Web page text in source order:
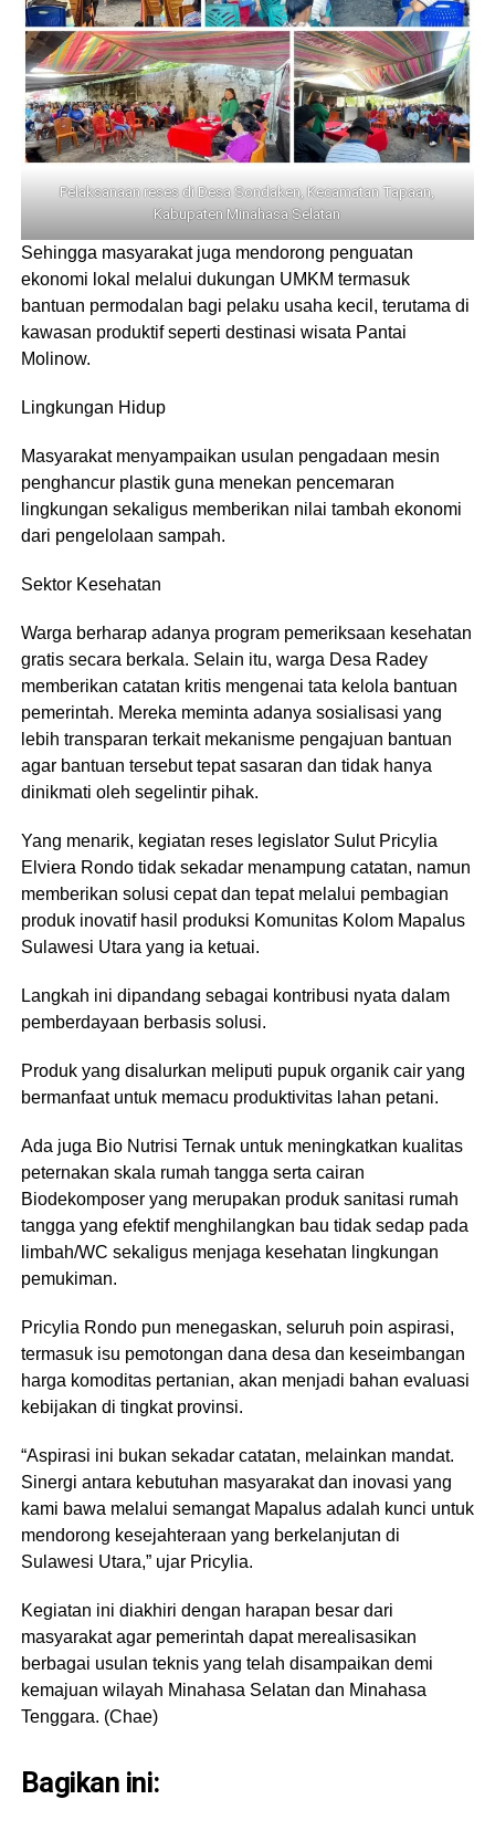
Pelaksanaan reses di Desa Sondaken, Kecamatan Tapaan,
Kabupaten Minahasa Selatan
Sehingga masyarakat juga mendorong penguatan
ekonomi lokal melalui dukungan UMKM termasuk
bantuan permodalan bagi pelaku usaha kecil, terutama di
kawasan produktif seperti destinasi wisata Pantai
Molinow.
Lingkungan Hidup
Masyarakat menyampaikan usulan pengadaan mesin
penghancur plastik guna menekan pencemaran
lingkungan sekaligus memberikan nilai tambah ekonomi
dari pengelolaan sampah.
Sektor Kesehatan
Warga berharap adanya program pemeriksaan kesehatan
gratis secara berkala. Selain itu, warga Desa Radey
memberikan catatan kritis mengenai tata kelola bantuan
pemerintah. Mereka meminta adanya sosialisasi yang
lebih transparan terkait mekanisme pengajuan bantuan
agar bantuan tersebut tepat sasaran dan tidak hanya
dinikmati oleh segelintir pihak.
Yang menarik, kegiatan reses legislator Sulut Pricylia
Elviera Rondo tidak sekadar menampung catatan, namun
memberikan solusi cepat dan tepat melalui pembagian
produk inovatif hasil produksi Komunitas Kolom Mapalus
Sulawesi Utara yang ia ketuai.
Langkah ini dipandang sebagai kontribusi nyata dalam
pemberdayaan berbasis solusi.
Produk yang disalurkan meliputi pupuk organik cair yang
bermanfaat untuk memacu produktivitas lahan petani.
Ada juga Bio Nutrisi Ternak untuk meningkatkan kualitas
peternakan skala rumah tangga serta cairan
Biodekomposer yang merupakan produk sanitasi rumah
tangga yang efektif menghilangkan bau tidak sedap pada
limbah/WC sekaligus menjaga kesehatan lingkungan
pemukiman.
Pricylia Rondo pun menegaskan, seluruh poin aspirasi,
termasuk isu pemotongan dana desa dan keseimbangan
harga komoditas pertanian, akan menjadi bahan evaluasi
kebijakan di tingkat provinsi.
“Aspirasi ini bukan sekadar catatan, melainkan mandat.
Sinergi antara kebutuhan masyarakat dan inovasi yang
kami bawa melalui semangat Mapalus adalah kunci untuk
mendorong kesejahteraan yang berkelanjutan di
Sulawesi Utara,” ujar Pricylia.
Kegiatan ini diakhiri dengan harapan besar dari
masyarakat agar pemerintah dapat merealisasikan
berbagai usulan teknis yang telah disampaikan demi
kemajuan wilayah Minahasa Selatan dan Minahasa
Tenggara. (Chae)
Bagikan ini: